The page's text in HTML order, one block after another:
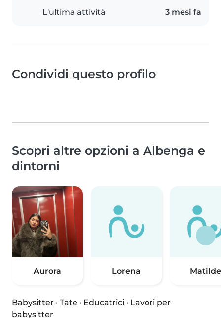
L'ultima attività 3 mesi fa
Condividi questo profilo
Scopri altre opzioni a Albenga e
dintorni
Aurora Lorena Matilde
Babysitter · Tate · Educatrici · Lavori per
babysitter